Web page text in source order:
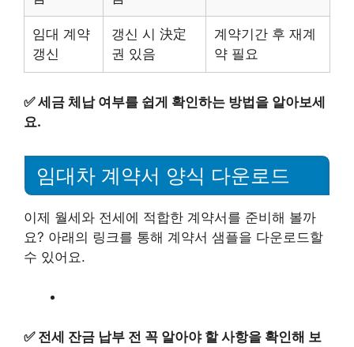
임대 계약
갱신
갱신 시 決定
권 있음
계약기간 후 재계
약 필요
✅세금 체납 여부를 쉽게 확인하는 방법을 알아보세
요.
임대차 계약서 양식 다운로드
이제 월세와 전세에 적합한 계약서를 준비해 볼까
요? 아래의 링크를 통해 계약서 샘플을 다운로드할
수 있어요.
✅ 전세 잔금 납부 전 꼭 알아야 할 사항을 확인해 보